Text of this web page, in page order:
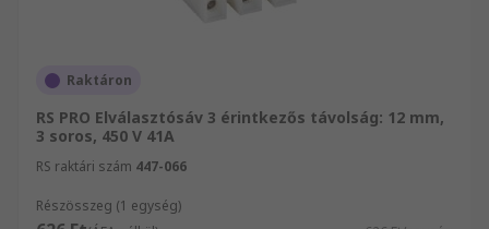
Raktáron
RS PRO Elválasztósáv 3 érintkezős távolság: 12 mm,
3 soros, 450 V 41A
RS raktári szám 447-066
Részösszeg (1 egység)